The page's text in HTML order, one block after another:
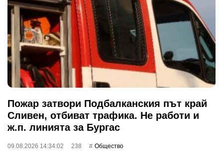
Пожар затвори Подбалканския път край
Сливен, отбиват трафика. Не работи и
ж.п. линията за Бургас
09.08.2026 14:34:02 238 Общество